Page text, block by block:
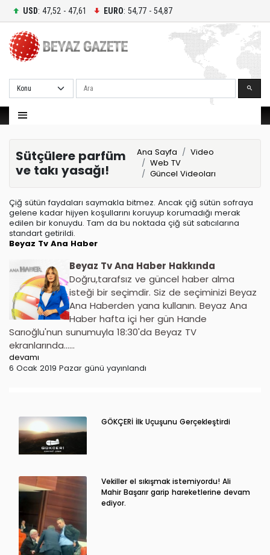
USD: 47,52 - 47,61 EURO: 54,77 - 54,87
Ara
Sütçülere parfüm
ve takı yasağı!
Ana Sayfa
Video
Web TV
Güncel Videoları
Çiğ sütün faydaları saymakla bitmez. Ancak çiğ sütün sofraya
gelene kadar hijyen koşullarını koruyup korumadığı merak
edilen bir konuydu. Tam da bu noktada çiğ süt satıcılarına
standart getirildi.
Beyaz Tv Ana Haber
Beyaz Tv Ana Haber Hakkında
Doğru,tarafsız ve güncel haber alma
isteği bir seçimdir. Siz de seçiminizi Beyaz
Ana Haberden yana kullanın. Beyaz Ana
Haber hafta içi her gün Hande
Sarıoğlu'nun sunumuyla 18:30'da Beyaz TV
ekranlarında......
devamı
6 Ocak 2019 Pazar günü yayınlandı
GÖKÇERİ İlk Uçuşunu Gerçekleştirdi
Vekiller el sıkışmak istemiyordu! Ali
Mahir Başarır garip hareketlerine devam
ediyor.